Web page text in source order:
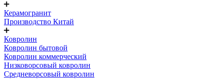
Керамогранит
Производство Китай
Ковролин
Ковролин бытовой
Ковролин коммерческий
Низковорсовый ковролин
Средневорсовый ковролин